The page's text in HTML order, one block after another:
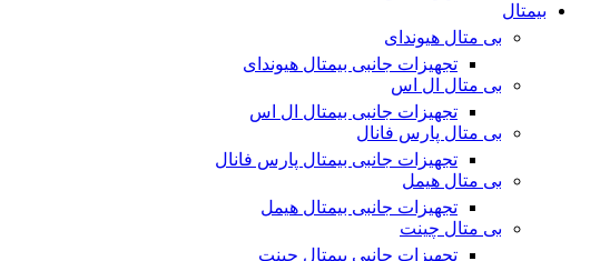
بیمتال
بی متال هیوندای
تجهیزات جانبی بیمتال هیوندای
بی متال ال اس
تجهیزات جانبی بیمتال ال اس
بی متال پارس فانال
تجهیزات جانبی بیمتال پارس فانال
بی متال هیمل
تجهیزات جانبی بیمتال هیمل
بی متال چینت
تجهیزات جانبی بیمتال چینت